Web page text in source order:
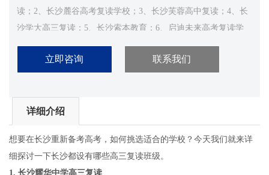
读；2、长沙麓谷高考复读学校；3、长沙芙蓉高中复读；4、长
沙学大高三复读；5、长沙索本教育；6、启迪未来高考复读学
校；7、长沙楚材优学教...
立即咨询 联系我们
详细介绍
想要在长沙重新备考高考，如何挑选适合的学校？今天我们就来详
细探讨一下长沙都设有哪些高三复读班级。
1.长沙耀华中学高三复读